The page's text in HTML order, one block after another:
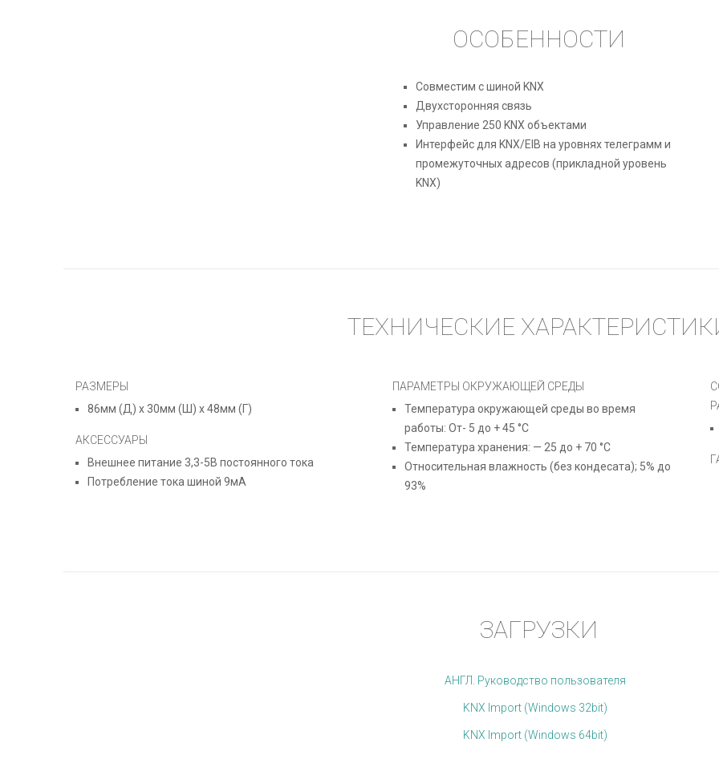
ОСОБЕННОСТИ
Совместим с шиной KNX
Двухсторонняя связь
Управление 250 KNX объектами
Интерфейс для KNX/EIB на уровнях телеграмм и
промежуточных адресов (прикладной уровень
KNX)
ТЕХНИЧЕСКИЕ
РАЗМЕРЫ
86мм (Д) x 30мм (Ш) x 48мм (Г)
АКСЕССУАРЫ
Внешнее питание 3,3-5В постоянного тока
Потребление тока шиной 9мА
ПАРАМЕТРЫ ОКРУЖАЮЩЕЙ СРЕДЫ
Температура окружающей среды во время
работы: От- 5 до + 45 °C
Температура хранения: — 25 до + 70 °C
Относительная влажность (без кондесата); 5% до
93%
ЗАГРУЗКИ
АНГЛ. Руководство пользователя
KNX Import (Windows 32bit)
KNX Import (Windows 64bit)